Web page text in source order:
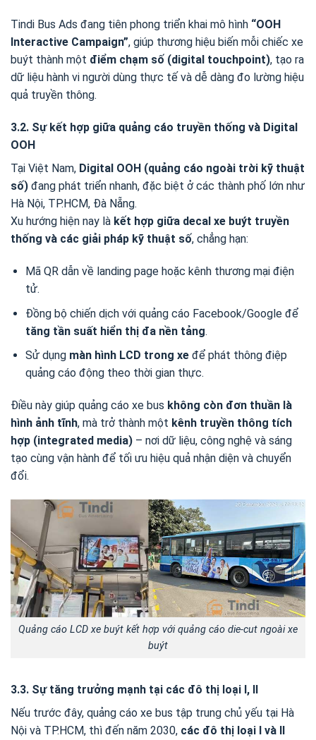
Tindi Bus Ads đang tiên phong triển khai mô hình “OOH
Interactive Campaign”, giúp thương hiệu biến mỗi chiếc xe
buýt thành một điểm chạm số (digital touchpoint), tạo ra
dữ liệu hành vi người dùng thực tế và dễ dàng đo lường hiệu
quả truyền thông.
3.2. Sự kết hợp giữa quảng cáo truyền thống và Digital
OOH
Tại Việt Nam, Digital OOH (quảng cáo ngoài trời kỹ thuật
số) đang phát triển nhanh, đặc biệt ở các thành phố lớn như
Hà Nội, TP.HCM, Đà Nẵng.
Xu hướng hiện nay là kết hợp giữa decal xe buýt truyền
thống và các giải pháp kỹ thuật số, chẳng hạn:
Mã QR dẫn về landing page hoặc kênh thương mại điện
tử.
Đồng bộ chiến dịch với quảng cáo Facebook/Google để
tăng tần suất hiển thị đa nền tảng.
Sử dụng màn hình LCD trong xeđể phát thông điệp
quảng cáo động theo thời gian thực.
Điều này giúp quảng cáo xe bus không còn đơn thuần là
hình ảnh tĩnh, mà trở thành một kênh truyền thông tích
hợp (integrated media) – nơi dữ liệu, công nghệ và sáng
tạo cùng vận hành để tối ưu hiệu quả nhận diện và chuyển
đổi.
Quảng cáo LCD xe buýt kết hợp với quảng cáo die-cut ngoài xe
buýt
3.3. Sự tăng trưởng mạnh tại các đô thị loại I, II
Nếu trước đây, quảng cáo xe bus tập trung chủ yếu tại Hà
Nội và TP.HCM, thì đến năm 2030, các đô thị loại I và II